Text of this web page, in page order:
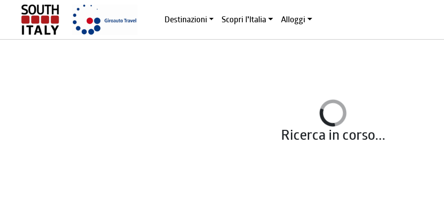
Destinazioni Scopri l'Italia Alloggi
Ricerca in corso...